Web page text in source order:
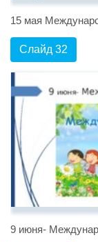
15 мая
Слайд 32
9 июня-